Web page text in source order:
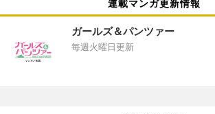
連載マンガ更新情報
ガールズ＆パンツァー
毎週火曜日更新